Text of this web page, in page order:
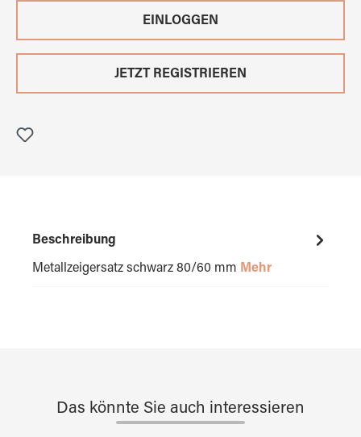
EINLOGGEN
JETZT REGISTRIEREN
Beschreibung
Metallzeigersatz schwarz 80/60 mm Mehr
Das könnte Sie auch interessieren